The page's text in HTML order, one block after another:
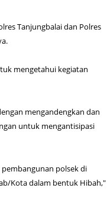
Tanjungbalai dan Polres
mengetahui kegiatan
mengandengkan dan
untuk mengantisipasi
polsek di
Kota dalam bentuk Hibah,"